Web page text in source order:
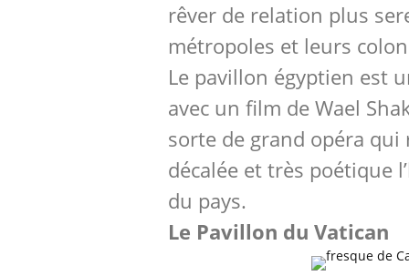
rêver de relation plus
métropoles et leurs
Le pavillon égyptien est
avec un film de Wael
sorte de grand opéra qui
décalée et très poétique
du pays.
Le Pavillon du Vatican